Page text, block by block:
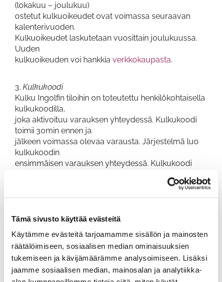
Tämä sivusto käyttää evästeitä
Käytämme evästeitä tarjoamamme sisällön ja mainosten
räätälöimiseen, sosiaalisen median ominaisuuksien
tukemiseen ja kävijämäärämme analysoimiseen. Lisäksi
jaamme sosiaalisen median, mainosalan ja analytiikka-
(lokakuu – joulukuu)
ostetut kulkuoikeudet ovat voimassa seuraavan
kalenterivuoden.
Kulkuoikeudet laskutetaan vuosittain joulukuussa.
Uuden
kulkuoikeuden voi hankkia verkkokaupasta.
3. Kulkukoodi
Kulku Ingolfin tiloihin on toteutettu henkilökohtaisella
kulkukoodilla,
joka aktivoituu varauksen yhteydessä. Kulkukoodi
toimii 30min ennen ja
jälkeen voimassa olevaa varausta. Järjestelmä luo
kulkukoodin
ensimmäisen varauksen yhteydessä. Kulkukoodi
alle 18-vuotiaille voidaan
myöntää omat kulkuoikeudet. Ingolfin tiloihin saa
tuoda alaikäisen
samaan perheeseen kuuluvan pelaajan ilman
ingolf kulkuoikeutta.